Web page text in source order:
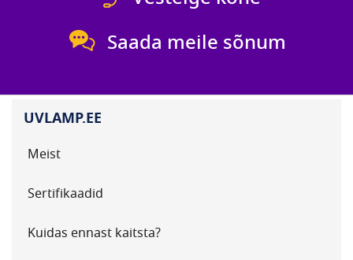
Saada meile sõnum
UVLAMP.EE
Meist
Sertifikaadid
Kuidas ennast kaitsta?